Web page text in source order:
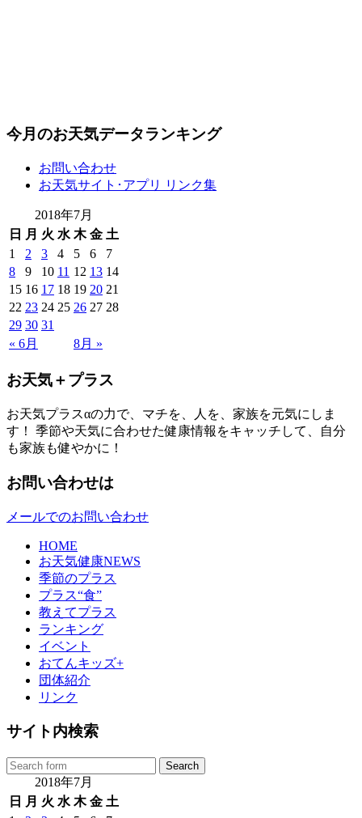
今月のお天気データランキング
お問い合わせ
お天気サイト･アプリ リンク集
2018年7月
日
月 火 水 木 金 土
« 6月 8月 »
1 2 3 4 5 6
7
8
9 10 11 12 13 14
15 16 17 18 19 20 21
22 23 24 25 26 27 28
29 30 31
お天気＋プラス
お天気プラスαの力で、マチを、人を、家族を元気にしま
す！ 季節や天気に合わせた健康情報をキャッチして、自分
も家族も健やかに！
お問い合わせは
メールでのお問い合わせ
HOME
お天気健康NEWS
季節のプラス
プラス“食”
教えてプラス
ランキング
イベント
おてんキッズ+
団体紹介
リンク
サイト内検索
2018年7月
日
月 火 水 木 金 土